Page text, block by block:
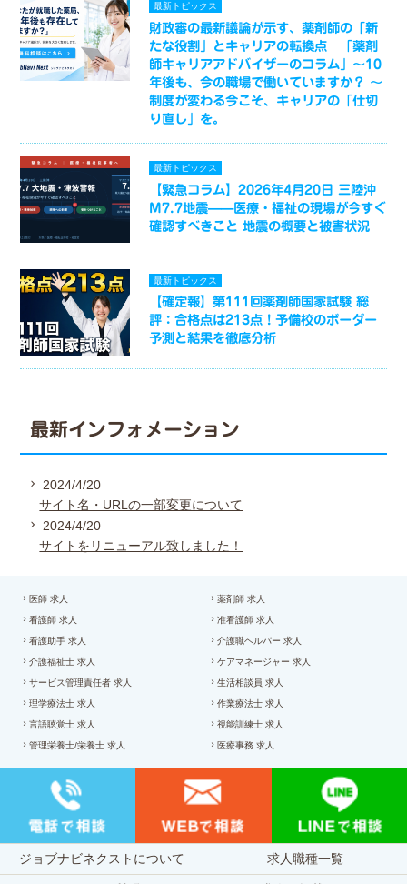
最新トピックス
財政審の最新議論が示す、薬剤師の「新
たな役割」とキャリアの転換点 「薬剤
師キャリアアドバイザーのコラム」～10
年後も、今の職場で働いていますか？ ～
制度が変わる今こそ、キャリアの「仕切
り直し」を。
最新トピックス
【緊急コラム】2026年4月20日 三陸沖
M7.7地震——医療・福祉の現場が今すぐ
確認すべきこと 地震の概要と被害状況
最新トピックス
【確定報】第111回薬剤師国家試験 総
評：合格点は213点！予備校のボーダー
予測と結果を徹底分析
最新インフォメーション
2024/4/20
サイト名・URLの一部変更について
2024/4/20
サイトをリニューアル致しました！
医師 求人 薬剤師 求人
看護師 求人 准看護師 求人
看護助手 求人 介護職ヘルパー 求人
介護福祉士 求人 ケアマネージャー 求人
サービス管理責任者 求人 生活相談員 求人
理学療法士 求人 作業療法士 求人
言語聴覚士 求人 視能訓練士 求人
管理栄養士/栄養士 求人 医療事務 求人
ジョブナビネクストについて 求人職種一覧